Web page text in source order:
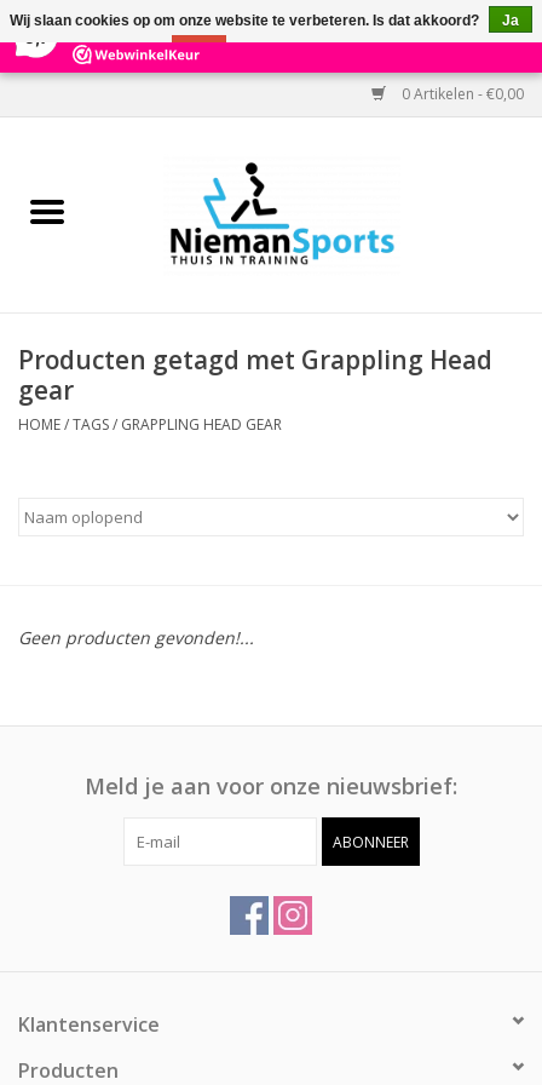
303 Reviews ×
0 Artikelen - €0,00
Home
Kracht
Kantoor & Medisch
Contact
Producten getagd met Grappling Head
gear
HOME/TAGS/ GRAPPLING HEAD GEAR
Geen producten gevonden!...
Meld je aan voor onze nieuwsbrief:
ABONNEER
Klantenservice
Producten
Wij slaan cookies op om onze website te verbeteren. Is dat akkoord?
Ja
Nee